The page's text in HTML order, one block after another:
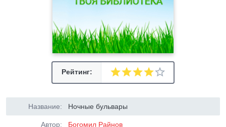
Рейтинг:
Название: Ночные бульвары
Автор: Богомил Райнов